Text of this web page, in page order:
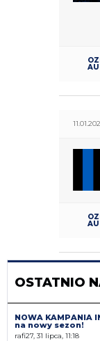
OSTATNIO
NOWA
na nowy sezon!
rafi27, 31 lipca, 11:18